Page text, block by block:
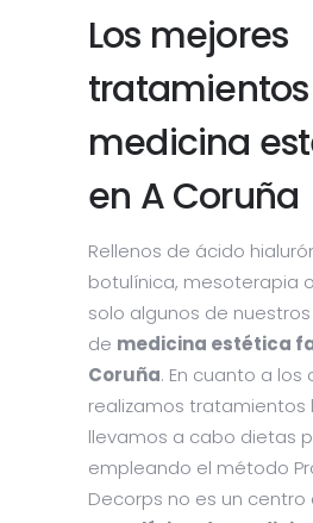
Los mejores
medicina
en A Coruña
Rellenos de ácido
botulínica, mesoterapia
solo algunos de
de medicina estética
Coruña. En cuanto a los
realizamos tratamientos
llevamos a cabo dietas
empleando el método
Decorps no es un